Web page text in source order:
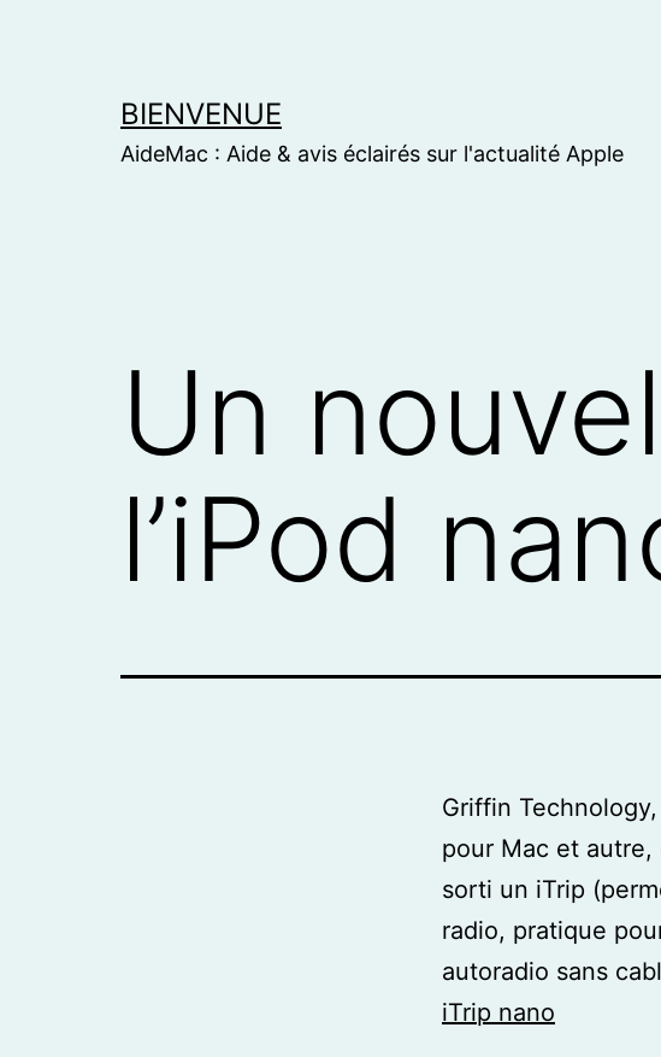
BIENVENUE
AideMac : Aide & avis éclairés sur l'actualité Apple
Un
l’iPod
Griffin
pour Mac et autre,
sorti un iTrip
radio, pratique
autoradio sans
iTrip nano